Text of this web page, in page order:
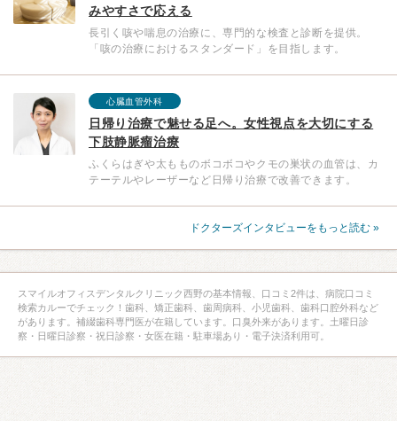
みやすさで応える
長引く咳や喘息の治療に、専門的な検査と診断を提供。
「咳の治療におけるスタンダード」を目指します。
心臓血管外科
日帰り治療で魅せる足へ。女性視点を大切にする
下肢静脈瘤治療
ふくらはぎや太もものボコボコやクモの巣状の血管は、カ
テーテルやレーザーなど日帰り治療で改善できます。
ドクターズインタビューをもっと読む »
スマイルオフィスデンタルクリニック西野の基本情報、口コミ2件は、病院口コミ
検索カルーでチェック！歯科、矯正歯科、歯周病科、小児歯科、歯科口腔外科など
があります。補綴歯科専門医が在籍しています。口臭外来があります。土曜日診
察・日曜日診察・祝日診察・女医在籍・駐車場あり・電子決済利用可。